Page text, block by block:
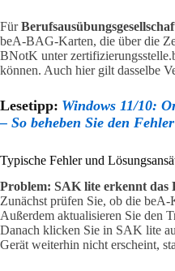
Für
beA-BAG-Karten, die über die
BNotK unter
können. Auch hier gilt dasselbe
Lesetipp: Windows 11/10:
– So beheben Sie den Fehler
Typische Fehler und
Problem: SAK lite erkennt das
Zunächst prüfen Sie, ob die beA-
Außerdem aktualisieren Sie den
Danach klicken Sie in SAK lite
Gerät weiterhin nicht erscheint,